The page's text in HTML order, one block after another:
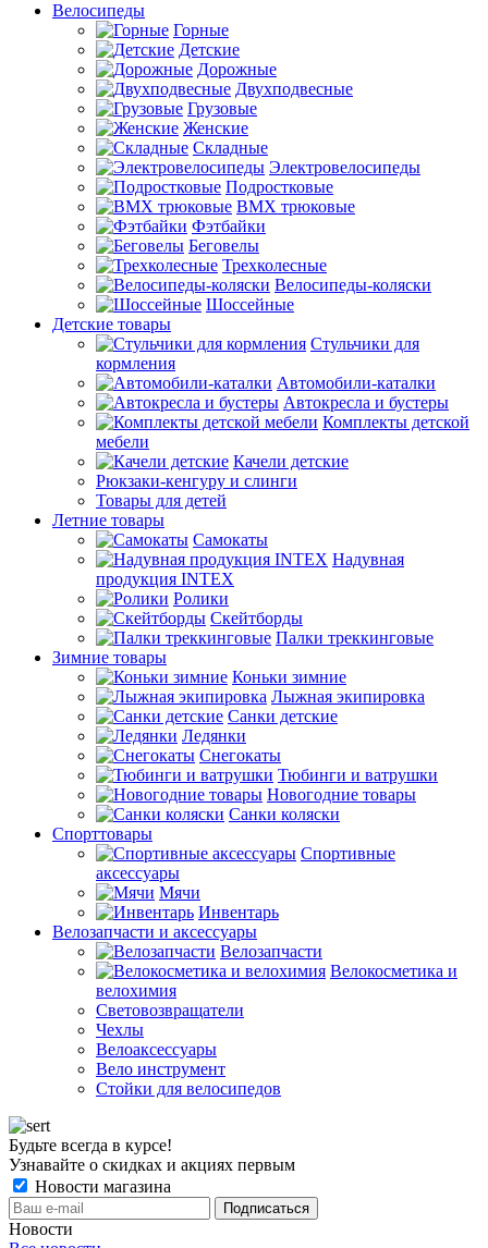
Велосипеды
Горные
Детские
Дорожные
Двухподвесные
Грузовые
Женские
Складные
Электровелосипеды
Подростковые
BMX трюковые
Фэтбайки
Беговелы
Трехколесные
Велосипеды-коляски
Шоссейные
Детские товары
Стульчики для
кормления
Автомобили-каталки
Автокресла и бустеры
Комплекты детской
мебели
Качели детские
Рюкзаки-кенгуру и слинги
Товары для детей
Летние товары
Самокаты
Надувная
продукция INTEX
Ролики
Скейтборды
Палки треккинговые
Зимние товары
Коньки зимние
Лыжная экипировка
Санки детские
Ледянки
Снегокаты
Тюбинги и ватрушки
Новогодние товары
Санки коляски
Спорттовары
Спортивные
аксессуары
Мячи
Инвентарь
Велозапчасти и аксессуары
Велозапчасти
Велокосметика и
велохимия
Световозвращатели
Чехлы
Велоаксессуары
Вело инструмент
Стойки для велосипедов
Будьте всегда в курсе!
Узнавайте о скидках и акциях первым
Новости магазина
Новости